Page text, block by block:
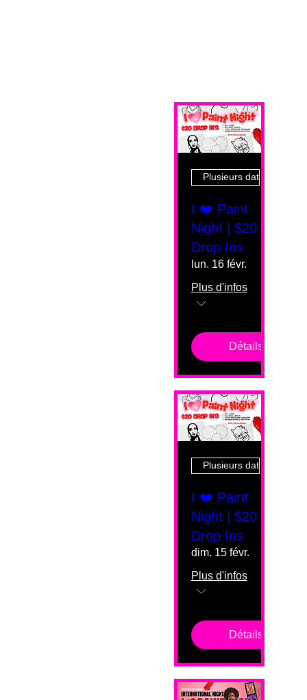
Plusieurs dates
I ❤️ Paint
Night | $20
Drop Ins
lun. 16 févr.
Plus d'infos
Détails
Plusieurs dates
I ❤️ Paint
Night | $20
Drop Ins
dim. 15 févr.
Plus d'infos
Détails